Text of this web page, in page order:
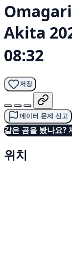
Akita
08:32
저장
데이터 문제 신고
같은 곰을 봤나요?
위치